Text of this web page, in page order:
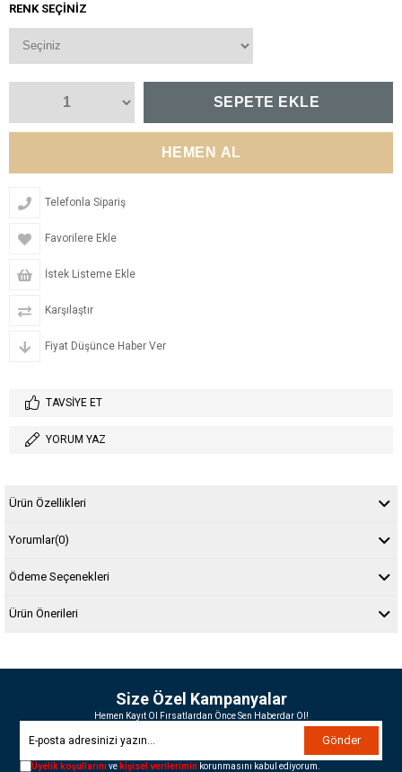
RENK SEÇINIZ
Telefonla Sipariş
Favorilere Ekle
İstek Listeme Ekle
Karşılaştır
Fiyat Düşünce Haber Ver
TAVSIYE ET
YORUM YAZ
Ürün Özellikleri
Yorumlar(0)
Ödeme Seçenekleri
Ürün Önerileri
Size Özel Kampanyalar
Hemen Kayıt Ol Fırsatlardan Önce Sen Haberdar Ol!
Gönder
Üyelik koşullarınıve kişisel verilerimin korunmasını kabul ediyorum.